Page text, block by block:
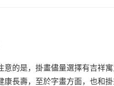
的是，掛畫儘量選擇有吉祥
長壽，至於字畫方面，也和